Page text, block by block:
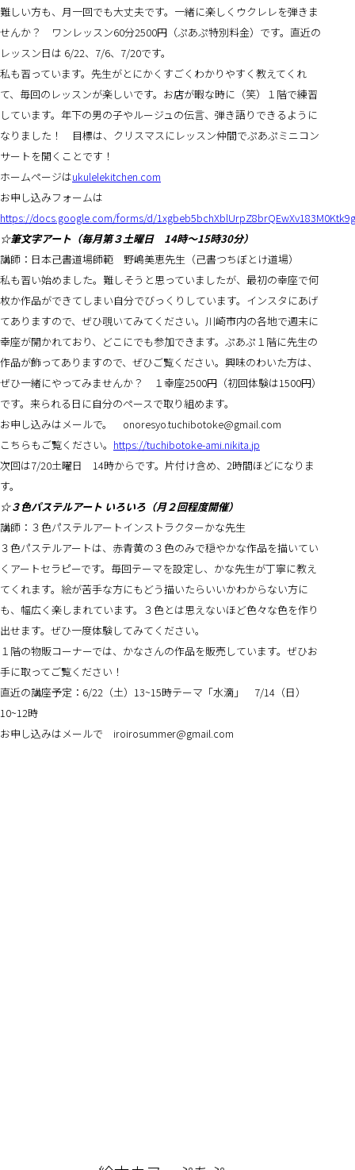
難しい方も、月一回でも大丈夫です。一緒に楽しくウクレレを弾きま
せんか？ ワンレッスン60分2500円（ぷあぷ特別料金）です。直近の
レッスン日は 6/22、7/6、7/20です。
私も習っています。先生がとにかくすごくわかりやすく教えてくれ
て、毎回のレッスンが楽しいです。お店が暇な時に（笑）１階で練習
しています。年下の男の子やルージュの伝言、弾き語りできるように
なりました！ 目標は、クリスマスにレッスン仲間でぷあぷミニコン
サートを開くことです！
ホームページはukulelekitchen.com
お申し込みフォームは
https://docs.google.com/forms/d/
☆筆文字アート（毎月第３土曜日 14時〜15時30分）
講師：日本己書道場師範 野嶋美恵先生（己書つちぼとけ道場）
私も習い始めました。難しそうと思っていましたが、最初の幸座で何
枚か作品ができてしまい自分でびっくりしています。インスタにあげ
てありますので、ぜひ覗いてみてください。川崎市内の各地で週末に
幸座が開かれており、どこにでも参加できます。ぷあぷ１階に先生の
作品が飾ってありますので、ぜひご覧ください。興味のわいた方は、
ぜひ一緒にやってみませんか？ １幸座2500円（初回体験は1500円）
です。来られる日に自分のペースで取り組めます。
お申し込みはメールで。 onoresyo.tuchibotoke@gmail.com
こちらもご覧ください。 https://tuchibotoke-ami.nikita.jp
次回は7/20土曜日 14時からです。片付け含め、2時間ほどになりま
す。
☆３色パステルアート いろいろ（月２回程度開催）
講師：３色パステルアートインストラクターかな先生
３色パステルアートは、赤青黄の３色のみで穏やかな作品を描いてい
くアートセラピーです。毎回テーマを設定し、かな先生が丁寧に教え
てくれます。絵が苦手な方にもどう描いたらいいかわからない方に
も、幅広く楽しまれています。３色とは思えないほど色々な色を作り
出せます。ぜひ一度体験してみてください。
１階の物販コーナーでは、かなさんの作品を販売しています。ぜひお
手に取ってご覧ください！
直近の講座予定：6/22（土）13~15時テーマ「水滴」 7/14（日）
10~12時
お申し込みはメールで iroirosummer@gmail.com